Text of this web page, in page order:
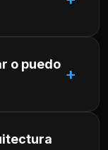
o puedo